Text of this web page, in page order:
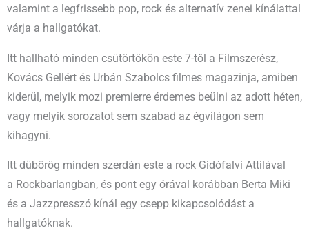
valamint a legfrissebb pop, rock és alternatív zenei kínálattal
várja a hallgatókat.
Itt hallható minden csütörtökön este 7-től a Filmszerész,
Kovács Gellért és Urbán Szabolcs filmes magazinja, amiben
kiderül, melyik mozi premierre érdemes beülni az adott héten,
vagy melyik sorozatot sem szabad az égvilágon sem
kihagyni.
Itt dübörög minden szerdán este a rock Gidófalvi Attilával
a Rockbarlangban, és pont egy órával korábban Berta Miki
és a Jazzpresszó kínál egy csepp kikapcsolódást a
hallgatóknak.